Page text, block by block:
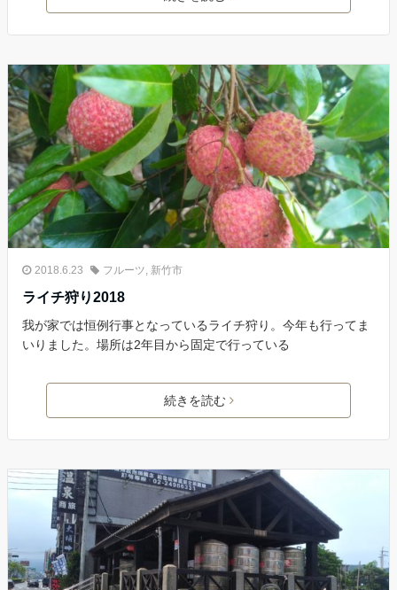
2018.6.23 フルーツ 新竹市
ライチ狩り2018
我が家では恒例行事となっているライチ狩り。今年も行ってま
いりました。場所は2年目から固定で行っている
続きを読む